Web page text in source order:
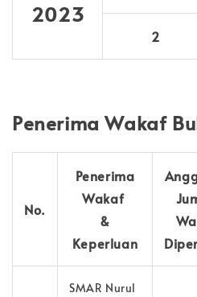
2023
2
Penerima Wakaf
No.
Penerima
Wakaf
&
Keperluan
SMAR Nurul